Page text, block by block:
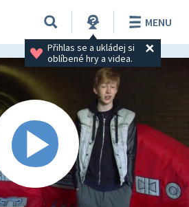
Přihlas se a ukládej si
oblíbené hry a videa.
MENU